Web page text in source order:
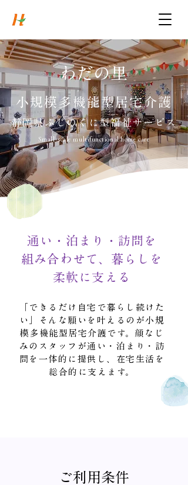
わだの里
小規模多機能型居宅介護
​静岡県ふじのくに型福祉サービス
Small-scale multifunctional home care
通い・泊まり・訪問を
組み合わせて、暮らしを
柔軟に支える
「できるだけ自宅で暮らし続けた
い」そんな願いを叶えるのが小規
模多機能型居宅介護です。顔なじ
みのスタッフが通い・泊まり・訪
問を一体的に提供し、在宅生活を
総合的に支えます。
ご利用条件